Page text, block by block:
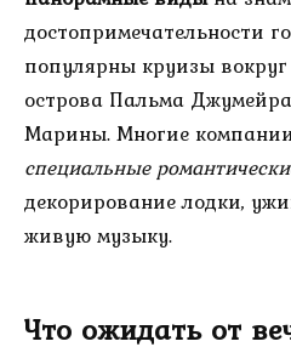
достопримечательности
популярны круизы вокруг
острова Пальма
Марины. Многие
специальные
декорирование лодки,
живую музыку.
Что ожидать от